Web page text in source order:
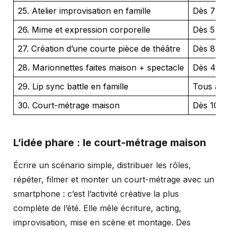
25. Atelier improvisation en famille
Dès 7
26. Mime et expression corporelle
Dès 5
27. Création d’une courte pièce de théâtre
Dès 8
28. Marionnettes faites maison + spectacle
Dès 4
29. Lip sync battle en famille
Tous
30. Court-métrage maison
Dès 10
L’idée phare : le court-métrage maison
Écrire un scénario simple, distribuer les rôles,
répéter, filmer et monter un court-métrage avec un
smartphone : c’est l’activité créative la plus
complète de l’été. Elle mêle écriture, acting,
improvisation, mise en scène et montage. Des